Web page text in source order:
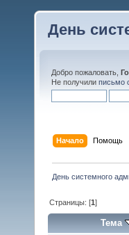
День
Добро пожаловать,
Не получили письмо
Начало Помощь
День системного
Страницы: [1]
Тема